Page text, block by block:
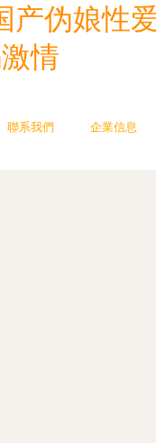
产伪娘性
情
聯系我們 企業信息